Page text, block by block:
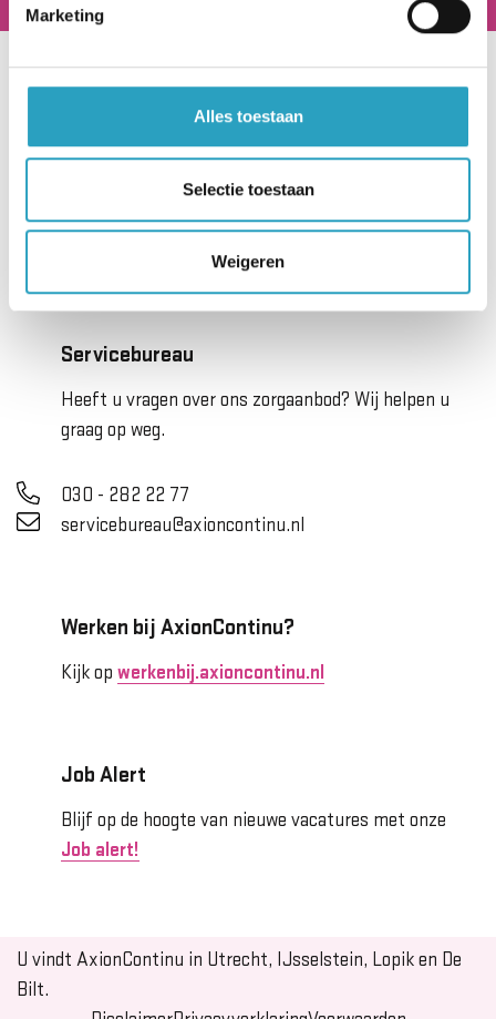
Marketing
Alles toestaan
Selectie toestaan
Weigeren
Hoofdkantoor
3526 KJ Utrecht
030 - 282 22 00
info@axioncontinu.nl
Servicebureau
Heeft u vragen over ons zorgaanbod? Wij helpen u
graag op weg.
030 - 282 22 77
servicebureau@axioncontinu.nl
Werken bij AxionContinu?
Kijk op werkenbij.axioncontinu.nl
Job Alert
Blijf op de hoogte van nieuwe vacatures met onze
Job alert!
U vindt AxionContinu in Utrecht, IJsselstein, Lopik en De
Bilt.